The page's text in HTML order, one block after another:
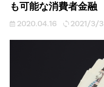
も可能な消費者金融
2020.04.16 2021/3/3